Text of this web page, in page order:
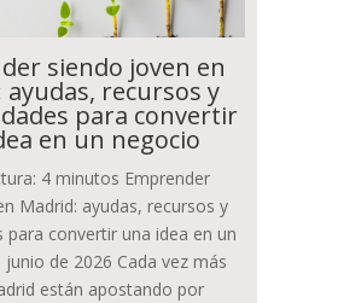
siendo joven en
ayudas, recursos y
para convertir
en un negocio
4 minutos Emprender
Madrid: ayudas, recursos y
para convertir una idea en un
de 2026 Cada vez más
están apostando por